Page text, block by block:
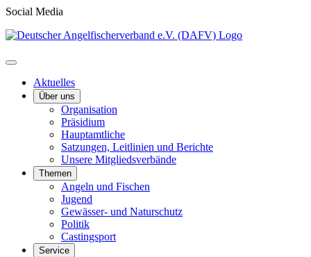
Social Media
Aktuelles
Über uns
Organisation
Präsidium
Hauptamtliche
Satzungen, Leitlinien und Berichte
Unsere Mitgliedsverbände
Themen
Angeln und Fischen
Jugend
Gewässer- und Naturschutz
Politik
Castingsport
Service